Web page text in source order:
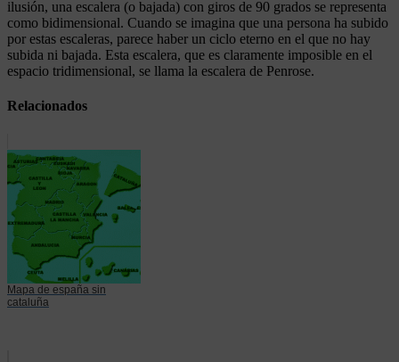
ilusión, una escalera (o bajada) con giros de 90 grados se representa
como bidimensional. Cuando se imagina que una persona ha subido
por estas escaleras, parece haber un ciclo eterno en el que no hay
subida ni bajada. Esta escalera, que es claramente imposible en el
espacio tridimensional, se llama la escalera de Penrose.
Relacionados
Mapa de españa sin
cataluña